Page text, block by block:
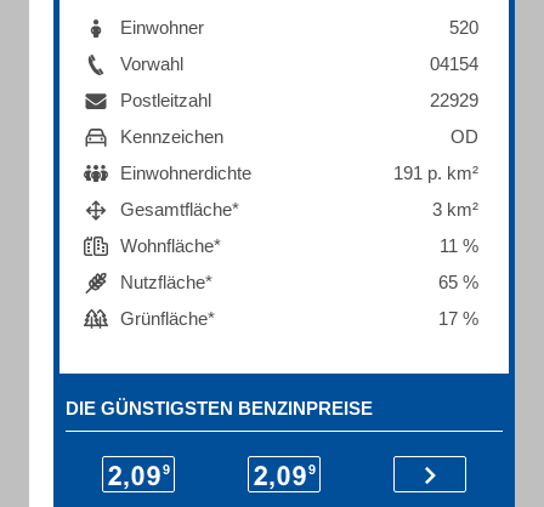
Einwohner
520
Vorwahl
04154
Postleitzahl
22929
Kennzeichen
OD
Einwohnerdichte
191 p. km²
Gesamtfläche*
3 km²
Wohnfläche*
11 %
Nutzfläche*
65 %
Grünfläche*
17 %
DIE GÜNSTIGSTEN BENZINPREISE